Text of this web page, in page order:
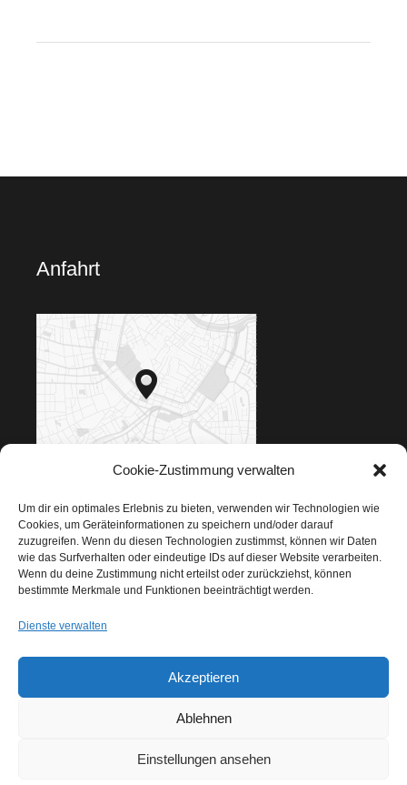
Cookie-Zustimmung verwalten
Um dir ein optimales Erlebnis zu bieten, verwenden wir Technologien wie
Cookies, um Geräteinformationen zu speichern und/oder darauf
zuzugreifen. Wenn du diesen Technologien zustimmst, können wir Daten
wie das Surfverhalten oder eindeutige IDs auf dieser Website verarbeiten.
Wenn du deine Zustimmung nicht erteilst oder zurückziehst, können
bestimmte Merkmale und Funktionen beeinträchtigt werden.
Dienste verwalten
Akzeptieren
Ablehnen
Einstellungen ansehen
Anfahrt
Klicken für Google Maps
Navigation
Cookie-Richtlinie